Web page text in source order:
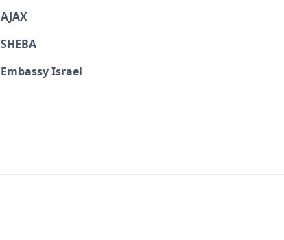
AJAX
SHEBA
Embassy Israel